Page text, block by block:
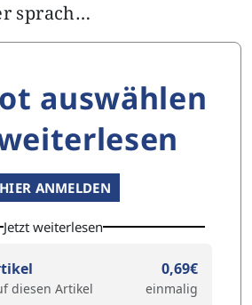
sprach…
auswählen
HIER ANMELDEN
Jetzt weiterlesen
diesen Artikel
0,69€
einmalig